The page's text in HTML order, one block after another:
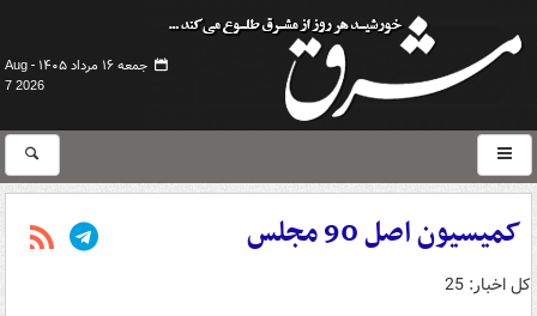
جمعه ۱۶ مرداد ۱۴۰۵ -
Aug
7 2026
کمیسیون اصل 90 مجلس
کل اخبار: 25